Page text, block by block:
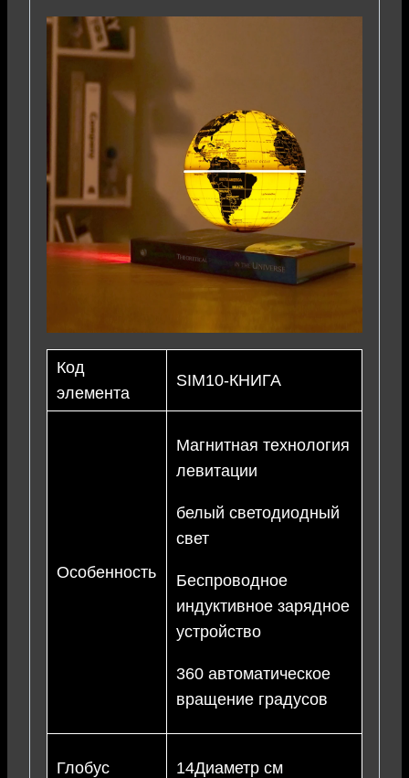
Код
элемента
SIM10-КНИГА
Особенность
Магнитная технология
левитации
белый светодиодный
свет
Беспроводное
индуктивное зарядное
устройство
360 автоматическое
вращение градусов
Глобус 14Диаметр см